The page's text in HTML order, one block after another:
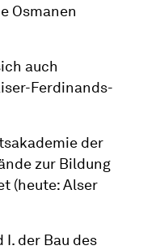
Osmanen
auch
Ferdinands-
der
zur Bildung
(heute: Alser
I. der Bau des